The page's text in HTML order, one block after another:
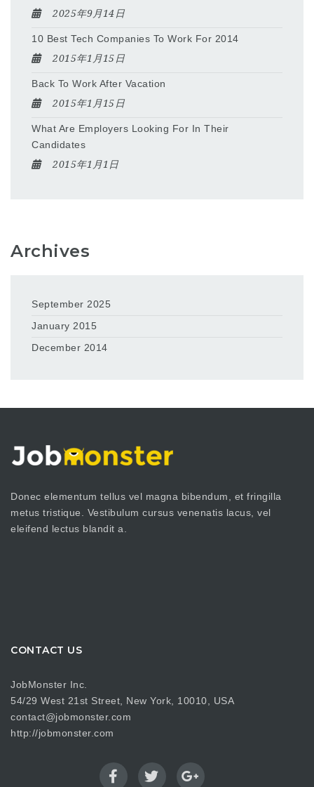
2025年9月14日
10 Best Tech Companies To Work For 2014
2015年1月15日
Back To Work After Vacation
2015年1月15日
What Are Employers Looking For In Their
Candidates
2015年1月1日
Archives
September 2025
January 2015
December 2014
Donec elementum tellus vel magna bibendum, et fringilla
metus tristique. Vestibulum cursus venenatis lacus, vel
eleifend lectus blandit a.
CONTACT US
JobMonster Inc.
54/29 West 21st Street, New York, 10010, USA
contact@jobmonster.com
http://jobmonster.com